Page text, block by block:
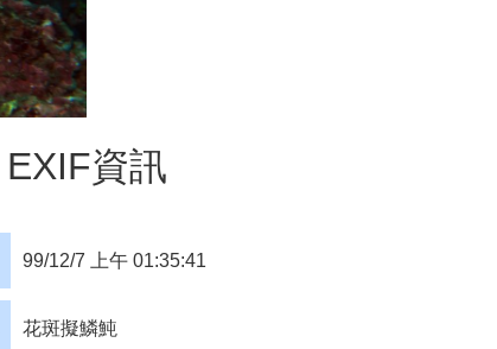
EXIF資訊
99/12/7 上午 01:35:41
花斑擬鱗魨